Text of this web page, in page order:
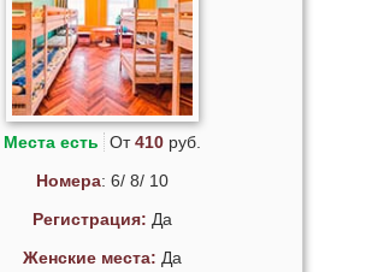
Места есть От410руб.
Номера: 6/ 8/ 10
Регистрация: Да
Женские места: Да